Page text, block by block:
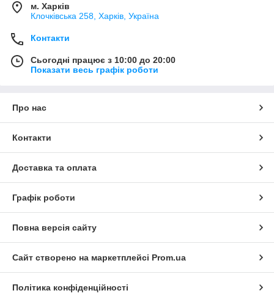
м. Харків
Клочкiвська 258, Харків, Україна
Контакти
Сьогодні працює з 10:00 до 20:00
Показати весь графік роботи
Про нас
Контакти
Доставка та оплата
Графік роботи
Повна версія сайту
Сайт створено на маркетплейсі Prom.ua
Політика конфіденційності